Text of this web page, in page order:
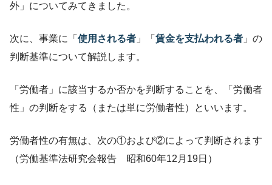
外」についてみてきました。
次に、事業に「 使用される者 」「 賃金を支払われる者 」の
判断基準について解説します。
「労働者」に該当するか否かを判断することを、「労働者
性」の判断をする（または単に労働者性）といいます。
労働者性の有無は、次の①および②によって判断されます
（労働基準法研究会報告 昭和60年12月19日）